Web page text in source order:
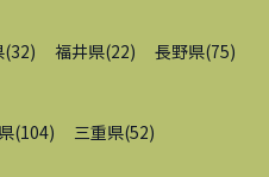
(32) 福井県(22) 長野県(75)
(104) 三重県(52)